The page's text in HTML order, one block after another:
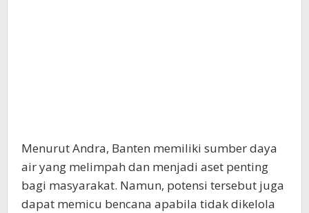
Menurut Andra, Banten memiliki sumber daya
air yang melimpah dan menjadi aset penting
bagi masyarakat. Namun, potensi tersebut juga
dapat memicu bencana apabila tidak dikelola